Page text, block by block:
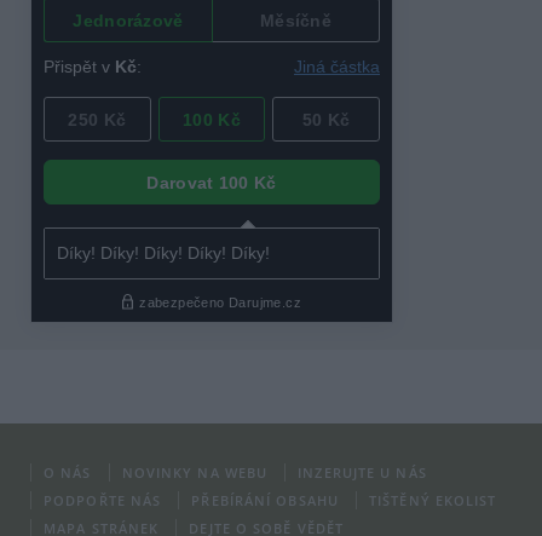
O NÁS NOVINKY NA WEBU
INZERUJTE U NÁS
PODPOŘTE NÁS
PŘEBÍRÁNÍ OBSAHU
TIŠTĚNÝ EKOLIST
MAPA STRÁNEK
DEJTE O SOBĚ VĚDĚT